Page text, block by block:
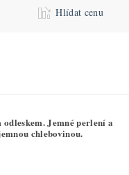
Hlídat cenu
Jemné perlení a
chlebovinou.